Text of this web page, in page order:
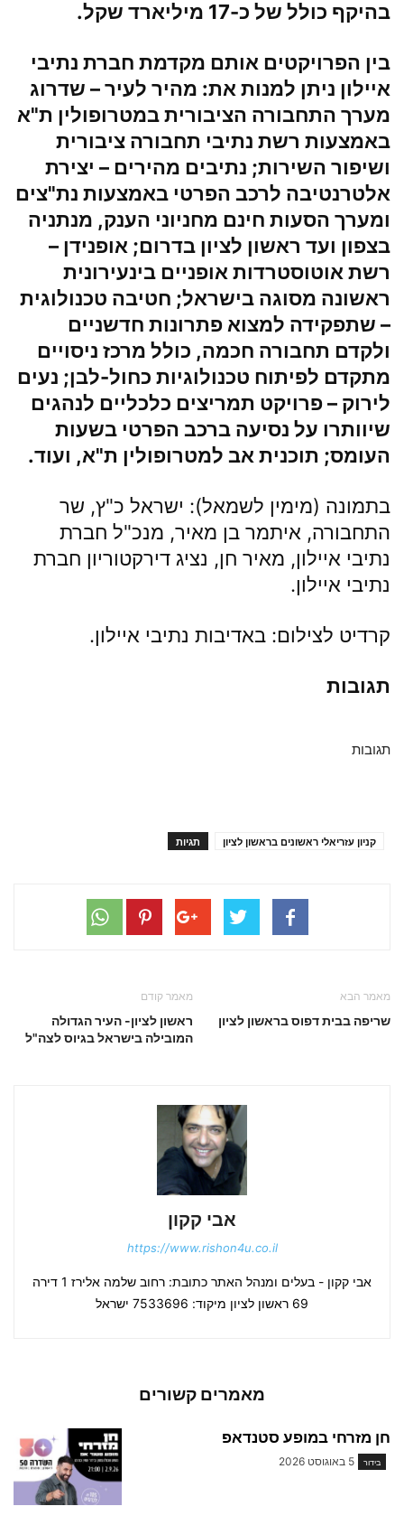
בהיקף כולל של כ-17 מיליארד שקל.
בין הפרויקטים אותם מקדמת חברת נתיבי
איילון ניתן למנות את: מהיר לעיר– שדרוג
מערך התחבורה הציבורית במטרופולין ת"א
באמצעות רשת נתיבי תחבורה ציבורית
ושיפור השירות; נתיבים מהירים – יצירת
אלטרנטיבה לרכב הפרטי באמצעות נת"צים
ומערך הסעות חינם מחניוני הענק, מנתניה
בצפון ועד ראשון לציון בדרום; אופנידן –
רשת אוטוסטרדות אופניים בינעירונית
ראשונה מסוגה בישראל; חטיבה טכנולוגית
– שתפקידה למצוא פתרונות חדשניים
ולקדם תחבורה חכמה, כולל מרכז ניסויים
מתקדם לפיתוח טכנולוגיות כחול-לבן; נעים
לירוק – פרויקט תמריצים כלכליים לנהגים
שיוותרו על נסיעה ברכב הפרטי בשעות
העומס; תוכנית אב למטרופולין ת"א, ועוד.
בתמונה (מימין לשמאל): ישראל כ"ץ, שר
התחבורה, איתמר בן מאיר, מנכ"ל חברת
נתיבי איילון, מאיר חן, נציג דירקטוריון חברת
נתיבי איילון.
קרדיט לצילום: באדיבות נתיבי איילון.
תגובות
תגובות
תגיות קניון עזריאלי ראשונים בראשון לציון
מאמר קודם
ראשון לציון- העיר הגדולה
המובילה בישראל בגיוס לצה"ל
מאמר הבא
שריפה בבית דפוס בראשון לציון
אבי קקון
https://www.rishon4u.co.il
אבי קקון - בעלים ומנהל האתר כתובת: רחוב שלמה אלירז 1 דירה
69 ראשון לציון מיקוד: 7533696 ישראל
מאמרים קשורים
חן מזרחי במופע סטנדאפ
בידור 5 באוגוסט 2026